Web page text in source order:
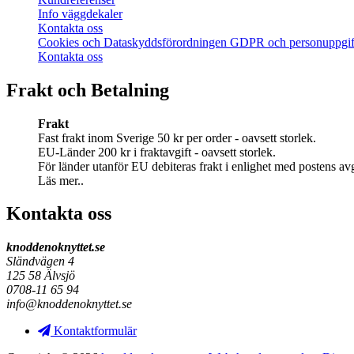
Info väggdekaler
Kontakta oss
Cookies och Dataskyddsförordningen GDPR och
Kontakta oss
Frakt och Betalning
Frakt
Fast frakt inom Sverige 50 kr per order - oavsett storlek.
EU-Länder 200 kr i fraktavgift - oavsett storlek.
För länder utanför EU debiteras frakt i enlighet med postens
Läs mer..
Kontakta oss
knoddenoknyttet.se
Sländvägen 4
125 58 Älvsjö
0708-11 65 94
info@knoddenoknyttet.se
Kontaktformulär